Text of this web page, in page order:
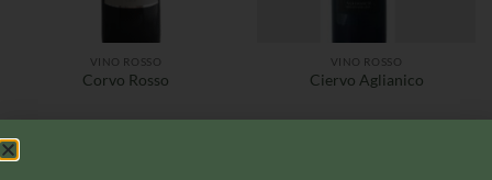
VINO ROSSO
Corvo Rosso
VINO ROSSO
Ciervo Aglianico